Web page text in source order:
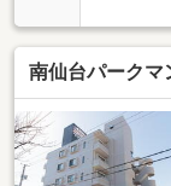
下から
ション
化粧台
ス貼替
南仙台パークマ